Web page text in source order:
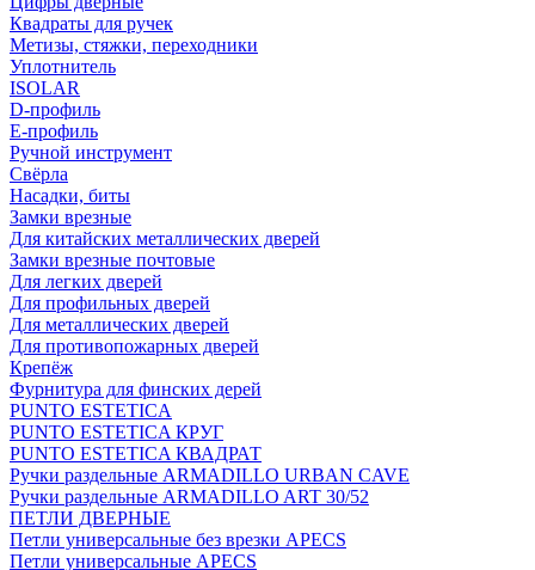
Квадраты для ручек
Метизы, стяжки, переходники
Уплотнитель
ISOLAR
D-профиль
Е-профиль
Ручной инструмент
Свёрла
Насадки, биты
Замки врезные
Для китайских металлических дверей
Замки врезные почтовые
Для легких дверей
Для профильных дверей
Для металлических дверей
Для противопожарных дверей
Крепёж
Фурнитура для финских дерей
PUNTO ESTETICA
PUNTO ESTETICA КРУГ
PUNTO ESTETICA КВАДРАТ
Ручки раздельные ARMADILLO URBAN CAVE
Ручки раздельные ARMADILLO ART 30/52
ПЕТЛИ ДВЕРНЫЕ
Петли универсальные без врезки APECS
Петли универсальные APECS